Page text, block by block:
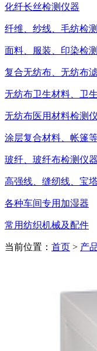
化纤长丝检测仪器
纤维、纱线、毛纺检
面料、服装、印染检
复合无纺布、无纺布
无纺布卫生材料、卫
无纺布医用材料检测
涂层复合材料、帐篷
玻纤、玻纤布检测仪器
高强线、缝纫线、宝
各种车间专用加湿器
常用纺织机械及配件
当前位置： 首页 > 产